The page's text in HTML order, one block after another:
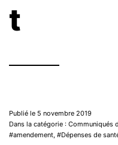
t
Publié le 5 novembre 2019
Dans la catégorie : Communiqués
amendement
Dépenses de